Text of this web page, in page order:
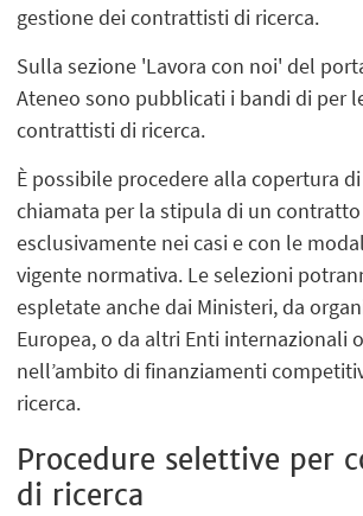
gestione dei contrattisti di ricerca.
Sulla sezione 'Lavora con noi' del
Ateneo sono pubblicati i bandi di per
contrattisti di ricerca.
È possibile procedere alla copertura
chiamata per la stipula di un contratto
esclusivamente nei casi e con le
vigente normativa. Le selezioni
espletate anche dai Ministeri, da
Europea, o da altri Enti internazionali
nell’ambito di finanziamenti
ricerca.
Procedure selettive per
di ricerca